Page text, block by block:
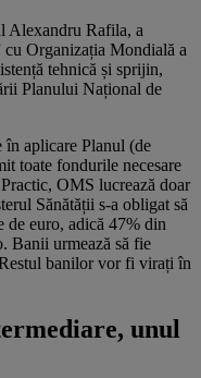
Alexandru Rafila, a
cu Organizația Mondială a
tehnică și sprijin,
Planului Național de
aplicare Planul (de
toate fondurile necesare
OMS lucrează doar
Sănătății s-a obligat să
de euro, adică 47% din
Banii urmează să fie
banilor vor fi virați în
unul